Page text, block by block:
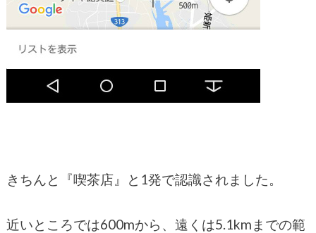
きちんと『喫茶店』と1発で認識されました。
近いところでは600mから、遠くは5.1kmまでの範